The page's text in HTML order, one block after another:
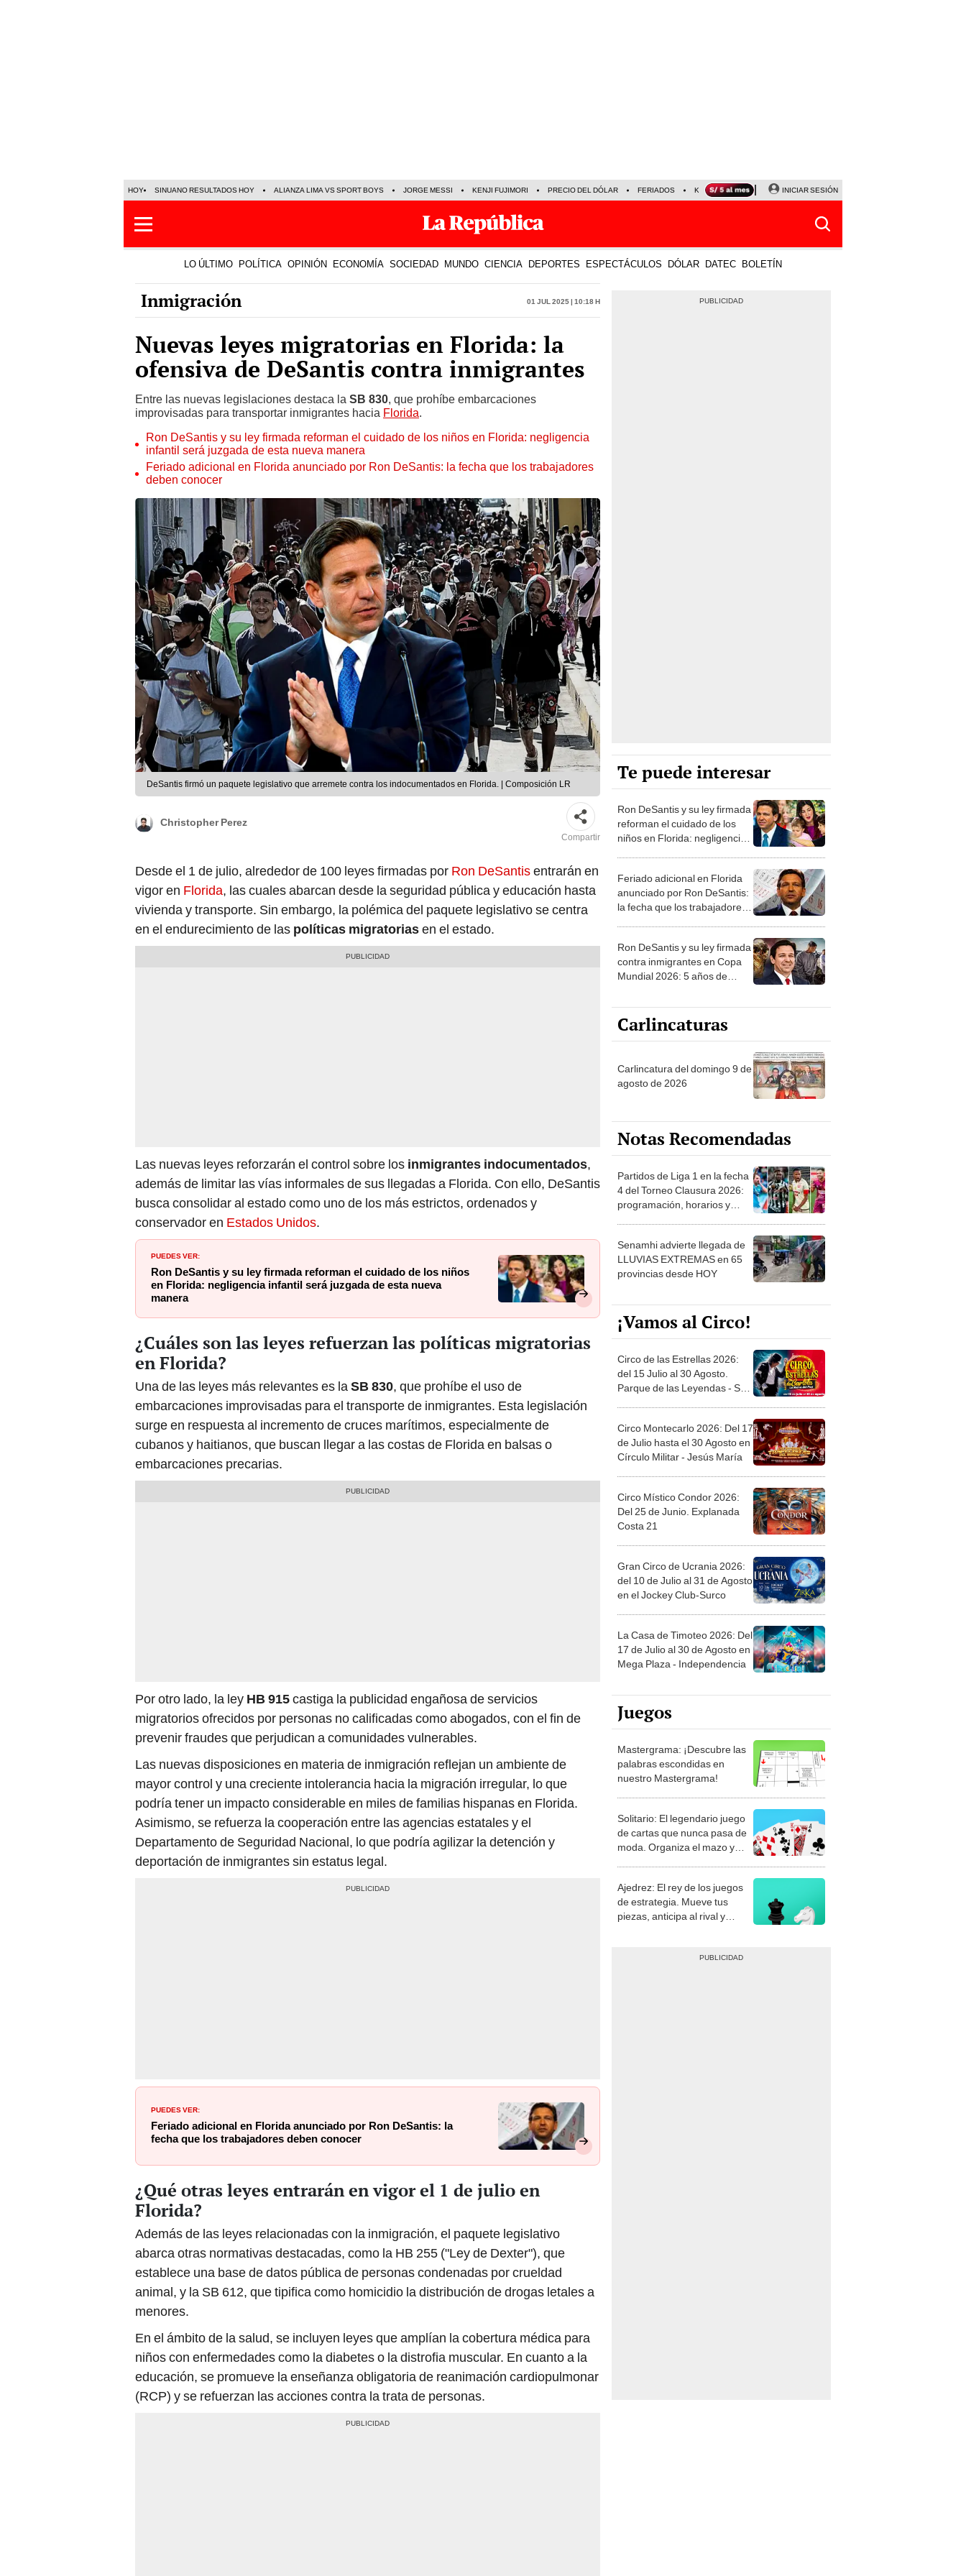
HOY SINUANO RESULTADOS HOY ALIANZA LIMA VS SPORT BOYS JORGE MESSI KENJI FUJIMORI PRECIO DEL DÓLAR FERIADOS KEIKO FUJIMORI NALDY SALDAÑA
INICIAR SESIÓN
LO ÚLTIMO POLÍTICA OPINIÓN ECONOMÍA SOCIEDAD MUNDO CIENCIA DEPORTES ESPECTÁCULOS DÓLAR DATEC BOLETÍN
Inmigración 01 Jul 2025 | 10:18 h
Nuevas leyes migratorias en Florida: la
ofensiva de DeSantis contra inmigrantes
Entre las nuevas legislaciones destaca la SB 830, que prohíbe embarcaciones
improvisadas para transportar inmigrantes hacia Florida.
Ron DeSantis y su ley firmada reforman el cuidado de los niños en Florida: negligencia
infantil será juzgada de esta nueva manera
Feriado adicional en Florida anunciado por Ron DeSantis: la fecha que los trabajadores
deben conocer
DeSantis firmó un paquete legislativo que arremete contra los indocumentados en Florida. | Composición LR
Christopher Perez
Compartir
Desde el 1 de julio, alrededor de 100 leyes firmadas por Ron DeSantisentrarán en
vigor en Florida, las cuales abarcan desde la seguridad pública y educación hasta
vivienda y transporte. Sin embargo, la polémica del paquete legislativo se centra
en el endurecimiento de las políticas migratoriasen el estado.
Las nuevas leyes reforzarán el control sobre los inmigrantes indocumentados,
además de limitar las vías informales de sus llegadas a Florida. Con ello, DeSantis
busca consolidar al estado como uno de los más estrictos, ordenados y
conservador en Estados Unidos.
PUEDES VER:
Ron DeSantis y su ley firmada reforman el cuidado de los niños
en Florida: negligencia infantil será juzgada de esta nueva
manera
¿Cuáles son las leyes refuerzan las políticas migratorias
en Florida?
Una de las leyes más relevantes es laSB 830, que prohíbe el uso de
embarcaciones improvisadas para el transporte de inmigrantes. Esta legislación
surge en respuesta al incremento de cruces marítimos, especialmente de
cubanos y haitianos, que buscan llegar a las costas de Florida en balsas o
embarcaciones precarias.
Por otro lado, la ley HB 915castiga la publicidad engañosa de servicios
migratorios ofrecidos por personas no calificadas como abogados, con el fin de
prevenir fraudes que perjudican a comunidades vulnerables.
Las nuevas disposiciones en materia de inmigración reflejan un ambiente de
mayor control y una creciente intolerancia hacia la migración irregular, lo que
podría tener un impacto considerable en miles de familias hispanas en Florida.
Asimismo, se refuerza la cooperación entre las agencias estatales y el
Departamento de Seguridad Nacional, lo que podría agilizar la detención y
deportación de inmigrantes sin estatus legal.
PUEDES VER:
Feriado adicional en Florida anunciado por Ron DeSantis: la
fecha que los trabajadores deben conocer
¿Qué otras leyes entrarán en vigor el 1 de julio en
Florida?
Además de las leyes relacionadas con la inmigración, el paquete legislativo
abarca otras normativas destacadas, como la HB 255 ("Ley de Dexter"), que
establece una base de datos pública de personas condenadas por crueldad
animal, y la SB 612, que tipifica como homicidio la distribución de drogas letales a
menores.
En el ámbito de la salud, se incluyen leyes que amplían la cobertura médica para
niños con enfermedades como la diabetes o la distrofia muscular. En cuanto a la
educación, se promueve la enseñanza obligatoria de reanimación cardiopulmonar
(RCP) y se refuerzan las acciones contra la trata de personas.
Te puede interesar
Ron DeSantis y su ley firmada
reforman el cuidado de los
niños en Florida: negligencia
Feriado adicional en Florida
anunciado por Ron DeSantis:
la fecha que los trabajadores
Ron DeSantis y su ley firmada
contra inmigrantes en Copa
Mundial 2026: 5 años de
acción en Florida
Carlincaturas
Carlincatura del domingo 9 de
agosto de 2026
Notas Recomendadas
Partidos de Liga 1 en la fecha
4 del Torneo Clausura 2026:
programación, horarios y
Senamhi advierte llegada de
LLUVIAS EXTREMAS en 65
provincias desde HOY
¡Vamos al Circo!
Circo de las Estrellas 2026:
del 15 Julio al 30 Agosto.
Parque de las Leyendas - San
Circo Montecarlo 2026: Del 17
de Julio hasta el 30 Agosto en
Círculo Militar - Jesús María
Circo Místico Condor 2026:
Del 25 de Junio. Explanada
Costa 21
Gran Circo de Ucrania 2026:
del 10 de Julio al 31 de Agosto
en el Jockey Club-Surco
La Casa de Timoteo 2026: Del
17 de Julio al 30 de Agosto en
Mega Plaza - Independencia
Juegos
Mastergrama: ¡Descubre las
palabras escondidas en
nuestro Mastergrama!
Solitario: El legendario juego
de cartas que nunca pasa de
moda. Organiza el mazo y
Ajedrez: El rey de los juegos
de estrategia. Mueve tus
piezas, anticipa al rival y